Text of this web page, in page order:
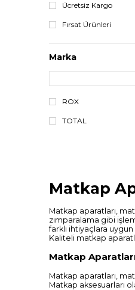
Ücretsiz Kargo
Fırsat Ürünleri
Marka
ROX
TOTAL
Matkap
Matkap aparatları,
zımparalama gibi
farklı ihtiyaçlara
Kaliteli matkap
Matkap
Matkap aparatları,
Matkap aksesuarları